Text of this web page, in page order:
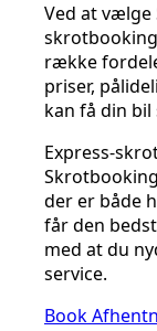
Ved at
række
priser,
kan få din
Express-
der er både
får den
med at du
service.
Book